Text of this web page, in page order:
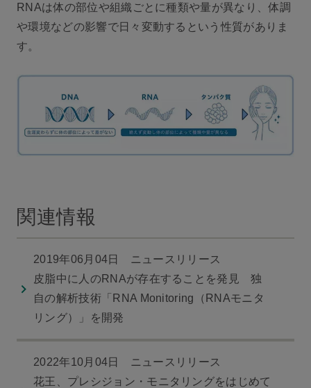
RNAは体の部位や組織ごとに種類や量が異なり、体調
や環境などの影響で日々変動するという性質がありま
す。
関連情報
2019年06月04日 ニュースリリース
皮脂中に人のRNAが存在することを発見 独
自の解析技術「RNA Monitoring（RNAモニタ
リング）」を開発
2022年10月04日 ニュースリリース
花王、プレシジョン・モニタリングをはじめて